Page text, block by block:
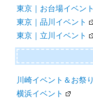
東京｜お台場イベント
東京｜品川イベント
東京｜立川イベント
川崎イベント＆お祭り
横浜イベント